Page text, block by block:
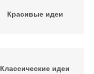
Красивые идеи
Классические идеи